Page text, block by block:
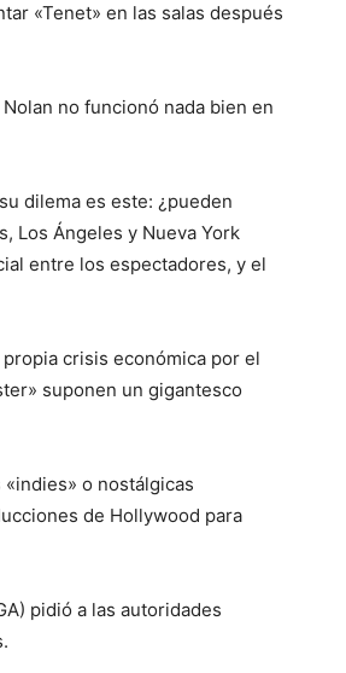
«Tenet» en las salas después
no funcionó nada bien en
dilema es este: ¿pueden
Los Ángeles y Nueva York
entre los espectadores, y el
crisis económica por el
suponen un gigantesco
o nostálgicas
de Hollywood para
pidió a las autoridades